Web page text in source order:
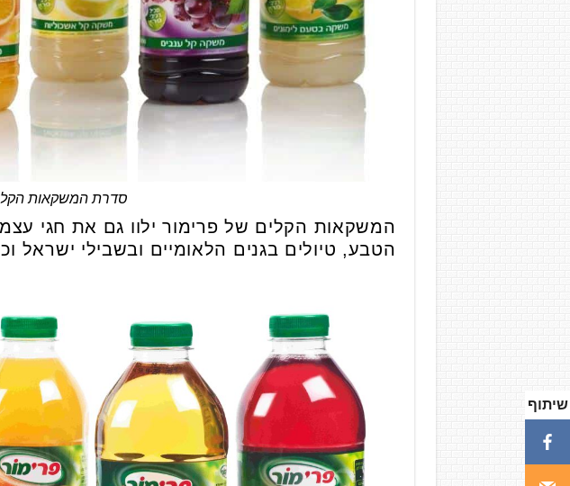
סדרת המשקאות
המשקאות הקלים של פרימור ילוו גם את חגי
הטבע, טיולים בגנים הלאומיים ובשבילי ישראל
שיתוף